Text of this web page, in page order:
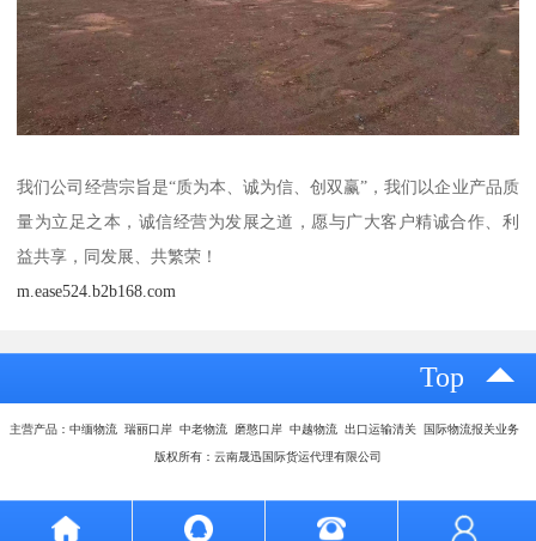
我们公司经营宗旨是“质为本、诚为信、创双赢”，我们以企业产品质
量为立足之本，诚信经营为发展之道，愿与广大客户精诚合作、利
益共享，同发展、共繁荣！
m.ease524.b2b168.com
Top
主营产品：中缅物流 瑞丽口岸 中老物流 磨憨口岸 中越物流 出口运输清关 国际物流报关业务
版权所有：云南晟迅国际货运代理有限公司